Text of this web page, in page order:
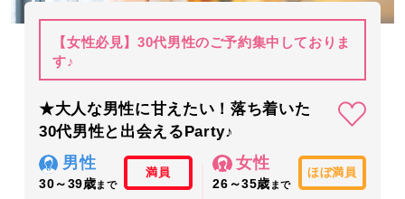
【女性必見】30代男性のご予約集中しておりま
す♪
★大人な男性に甘えたい！落ち着いた
30代男性と出会えるParty♪
男性
30～39歳まで
満員
女性
26～35歳 まで
ほぼ満員